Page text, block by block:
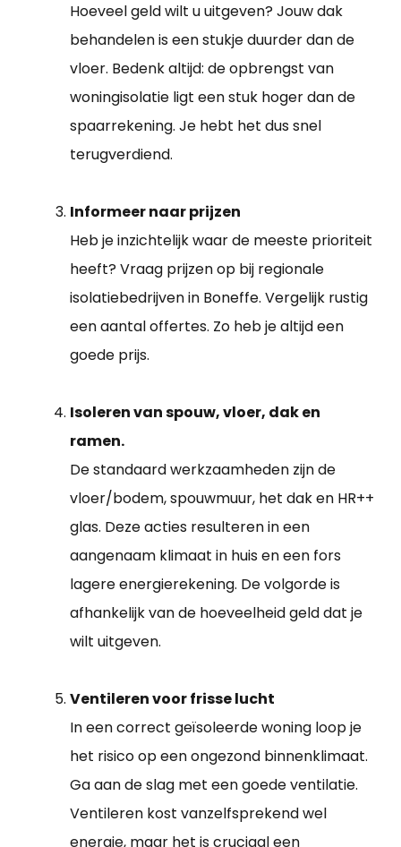
Hoeveel geld wilt u uitgeven? Jouw dak
behandelen is een stukje duurder dan de
vloer. Bedenk altijd: de opbrengst van
woningisolatie ligt een stuk hoger dan de
spaarrekening. Je hebt het dus snel
terugverdiend.
Informeer naar prijzen
Heb je inzichtelijk waar de meeste prioriteit
heeft? Vraag prijzen op bij regionale
isolatiebedrijven in Boneffe. Vergelijk rustig
een aantal offertes. Zo heb je altijd een
goede prijs.
Isoleren van spouw, vloer, dak en
ramen.
De standaard werkzaamheden zijn de
vloer/bodem, spouwmuur, het dak en HR++
glas. Deze acties resulteren in een
aangenaam klimaat in huis en een fors
lagere energierekening. De volgorde is
afhankelijk van de hoeveelheid geld dat je
wilt uitgeven.
Ventileren voor frisse lucht
In een correct geïsoleerde woning loop je
het risico op een ongezond binnenklimaat.
Ga aan de slag met een goede ventilatie.
Ventileren kost vanzelfsprekend wel
energie, maar het is cruciaal een